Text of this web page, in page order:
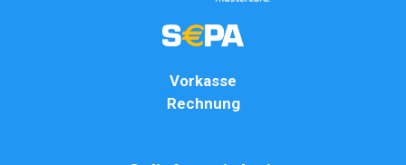
Vorkasse
Rechnung